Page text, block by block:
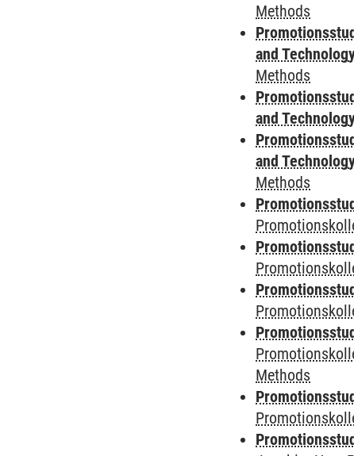
Methods
and
Methods
and
and
Methods
Methods